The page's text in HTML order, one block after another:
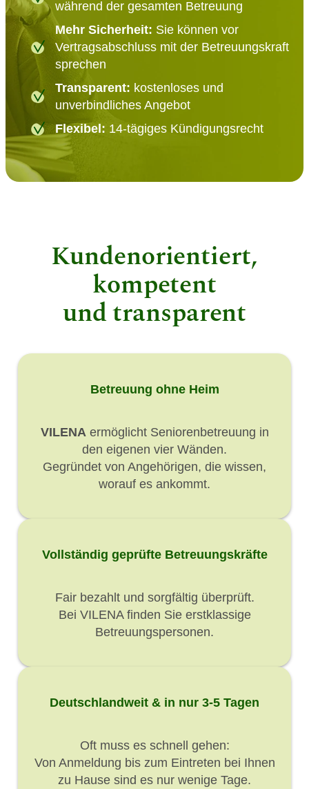
während der gesamten Betreuung
Mehr Sicherheit: Sie können vor
Vertragsabschluss mit der Betreuungskraft
sprechen
Transparent: kostenloses und
unverbindliches Angebot
Flexibel: 14-tägiges Kündigungsrecht
Kundenorientiert,
kompetent
und transparent
Betreuung ohne Heim
VILENA ermöglicht Seniorenbetreuung in
den eigenen vier Wänden.
Gegründet von Angehörigen, die wissen,
worauf es ankommt.
Vollständig geprüfte Betreuungskräfte
Fair bezahlt und sorgfältig überprüft.
Bei VILENA finden Sie erstklassige
Betreuungspersonen.
Deutschlandweit & in nur 3-5 Tagen
Oft muss es schnell gehen:
Von Anmeldung bis zum Eintreten bei Ihnen
zu Hause sind es nur wenige Tage.